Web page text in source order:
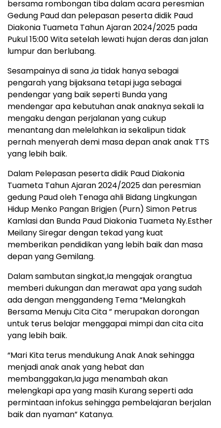
bersama rombongan tiba dalam acara peresmian
Gedung Paud dan pelepasan peserta didik Paud
Diakonia Tuameta Tahun Ajaran 2024/2025 pada
Pukul 15:00 Wita setelah lewati hujan deras dan jalan
lumpur dan berlubang.
Sesampainya di sana ,ia tidak hanya sebagai
pengarah yang bijaksana tetapi juga sebagai
pendengar yang baik seperti Bunda yang
mendengar apa kebutuhan anak anaknya sekali Ia
mengaku dengan perjalanan yang cukup
menantang dan melelahkan ia sekalipun tidak
pernah menyerah demi masa depan anak anak TTS
yang lebih baik.
Dalam Pelepasan peserta didik Paud Diakonia
Tuameta Tahun Ajaran 2024/2025 dan peresmian
gedung Paud oleh Tenaga ahli Bidang Lingkungan
Hidup Menko Pangan Brigjen (Purn) Simon Petrus
Kamlasi dan Bunda Paud Diakonia Tuameta Ny.Esther
Meilany Siregar dengan tekad yang kuat
memberikan pendidikan yang lebih baik dan masa
depan yang Gemilang.
Dalam sambutan singkat,Ia mengajak orangtua
memberi dukungan dan merawat apa yang sudah
ada dengan menggandeng Tema “Melangkah
Bersama Menuju Cita Cita ” merupakan dorongan
untuk terus belajar menggapai mimpi dan cita cita
yang lebih baik.
“Mari Kita terus mendukung Anak Anak sehingga
menjadi anak anak yang hebat dan
membanggakan,Ia juga menambah akan
melengkapi apa yang masih Kurang seperti ada
permintaan infokus sehingga pembelajaran berjalan
baik dan nyaman” Katanya.